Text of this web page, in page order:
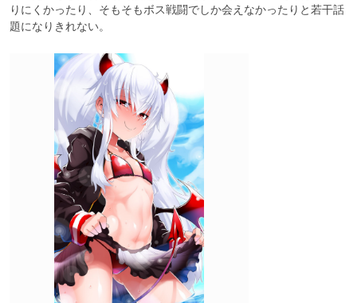
りにくかったり、そもそもボス戦闘でしか会えなかったりと若干話
題になりきれない。